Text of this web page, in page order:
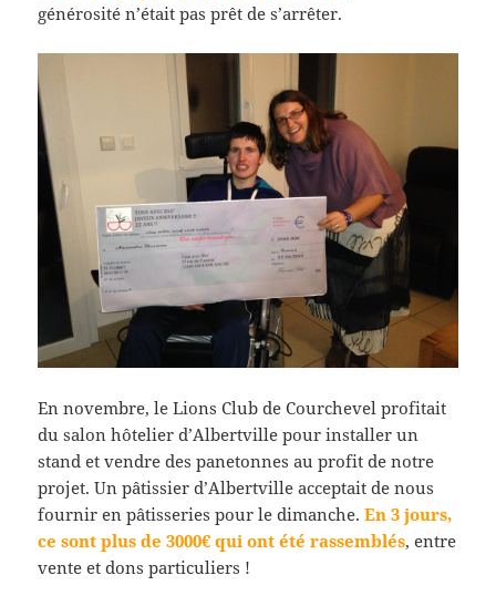
générosité n’était pas prêt de s’arrêter.
En novembre, le Lions Club de Courchevel profitait
du salon hôtelier d’Albertville pour installer un
stand et vendre des panetonnes au profit de notre
projet. Un pâtissier d’Albertville acceptait de nous
fournir en pâtisseries pour le dimanche.En 3 jours,
ce sont plus de 3000€ qui ont été rassemblés, entre
vente et dons particuliers !